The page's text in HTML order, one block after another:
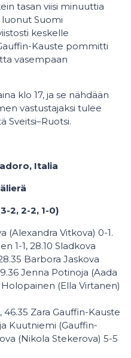
tasan viisi minuuttia
Suomi
keskelle
Kauste pommitti
vasempaan
klo 17, ja se nähdään
vastustajaksi tulee
Sveitsi–Ruotsi.
Italia
2, 2-2, 1-0)
(Alexandra Vitkova) 0-1.
1-1, 28.10 Sladkova
Barbora Jaskova
Jenna Potinoja (Aada
Holopainen (Ella Virtanen)
46.35 Zara Gauffin-Kauste
Kuutniemi (Gauffin-
(Nikola Stekerova) 5-5